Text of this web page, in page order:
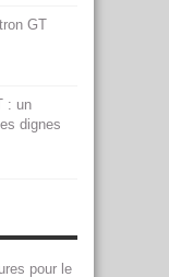
GT
: un
dignes
pour le